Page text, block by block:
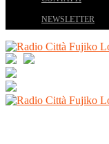
NEWSLETTER